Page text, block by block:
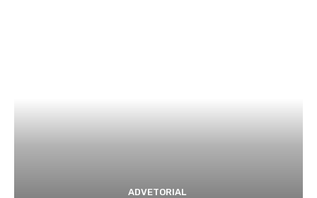
ADVETORIAL